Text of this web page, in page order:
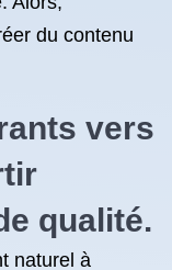
du contenu
vers
qualité.
naturel à